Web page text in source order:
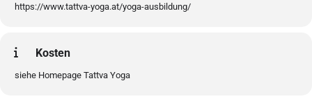
https://www.tattva-yoga.at/yoga-ausbildung/
Kosten
siehe Homepage Tattva Yoga